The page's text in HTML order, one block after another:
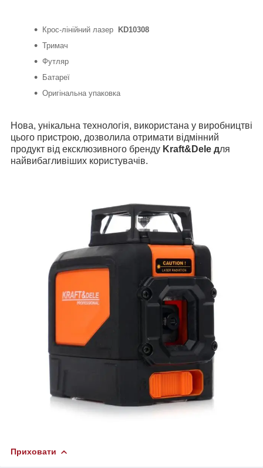
Крос-лінійний лазер
KD10308
Тримач
Футляр
Батареї
Оригінальна упаковка
Нова, унікальна технологія, використана у виробництві
цього пристрою, дозволила отримати відмінний
продукт від ексклюзивного бренду Kraft&Dele для
найвибагливіших користувачів.
Приховати